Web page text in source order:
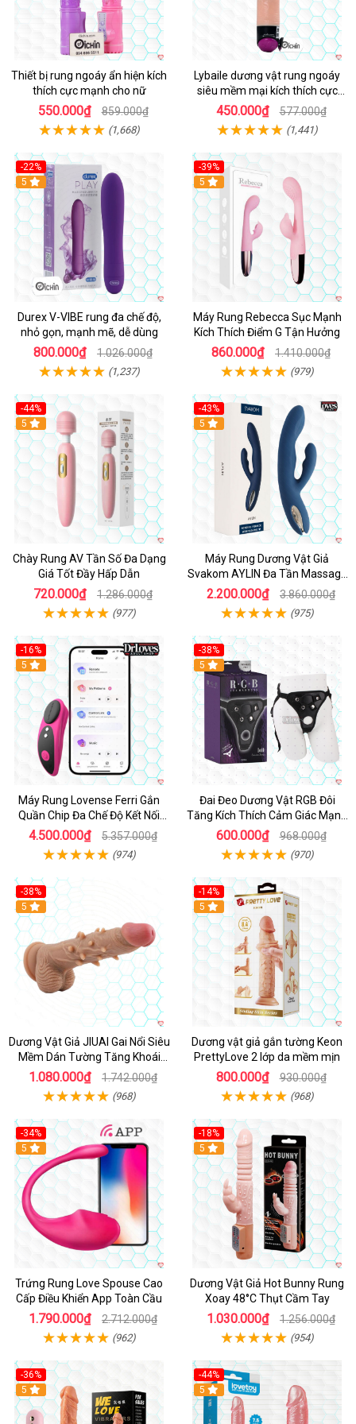
Thiết bị rung ngoáy ẩn hiện kích
thích cực mạnh cho nữ
550.000₫ 859.000₫
(1,668)
Lybaile dương vật rung ngoáy
siêu mềm mại kích thích cực
mạnh
450.000₫ 577.000₫
(1,441)
-22%
Hot
5
Durex V-VIBE rung đa chế độ,
nhỏ gọn, mạnh mẽ, dễ dùng
800.000₫ 1.026.000₫
(1,237)
-39%
Hot
5
Máy Rung Rebecca Sục Mạnh
Kích Thích Điểm G Tận Hưởng
860.000₫ 1.410.000₫
(979)
-44%
Hot
5
Chày Rung AV Tần Số Đa Dạng
Giá Tốt Đầy Hấp Dẫn
720.000₫ 1.286.000₫
(977)
-43%
Hot
5
Máy Rung Dương Vật Giả
Svakom AYLIN Đa Tần Massage
Sướng
2.200.000₫ 3.860.000₫
(975)
-16%
Hot
5
Máy Rung Lovense Ferri Gắn
Quần Chip Đa Chế Độ Kết Nối
App
4.500.000₫ 5.357.000₫
(974)
-38%
Hot
5
Đai Đeo Dương Vật RGB Đôi
Tăng Kích Thích Cảm Giác Mạnh
Mẽ
600.000₫ 968.000₫
(970)
-38%
5
Dương Vật Giả JIUAI Gai Nổi Siêu
Mềm Dán Tường Tăng Khoái
Cảm
1.080.000₫ 1.742.000₫
(968)
-14%
5
Dương vật giả gắn tường Keon
PrettyLove 2 lớp da mềm mịn
800.000₫ 930.000₫
(968)
-34%
5
Trứng Rung Love Spouse Cao
Cấp Điều Khiển App Toàn Cầu
1.790.000₫ 2.712.000₫
(962)
-18%
Hot
5
Dương Vật Giả Hot Bunny Rung
Xoay 48°C Thụt Cầm Tay
1.030.000₫ 1.256.000₫
(954)
-36%
5
-44%
Hot
5